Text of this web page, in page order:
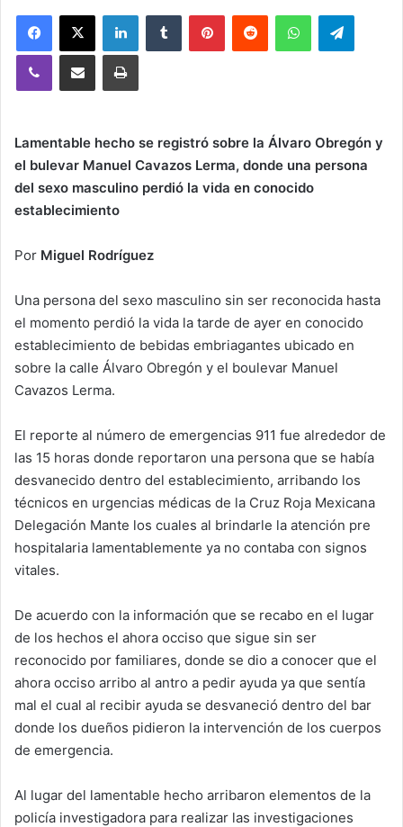
Facebook
X LinkedInTumblr PinterestReddit WhatsApp
Viber Compartir vía email Imprimir
Lamentable hecho se registró sobre la Álvaro Obregón y
el bulevar Manuel Cavazos Lerma, donde una persona
del sexo masculino perdió la vida en conocido
establecimiento
Por Miguel Rodríguez
Una persona del sexo masculino sin ser reconocida hasta
el momento perdió la vida la tarde de ayer en conocido
establecimiento de bebidas embriagantes ubicado en
sobre la calle Álvaro Obregón y el boulevar Manuel
Cavazos Lerma.
El reporte al número de emergencias 911 fue alrededor de
las 15 horas donde reportaron una persona que se había
desvanecido dentro del establecimiento, arribando los
técnicos en urgencias médicas de la Cruz Roja Mexicana
Delegación Mante los cuales al brindarle la atención pre
hospitalaria lamentablemente ya no contaba con signos
vitales.
De acuerdo con la información que se recabo en el lugar
de los hechos el ahora occiso que sigue sin ser
reconocido por familiares, donde se dio a conocer que el
ahora occiso arribo al antro a pedir ayuda ya que sentía
mal el cual al recibir ayuda se desvaneció dentro del bar
donde los dueños pidieron la intervención de los cuerpos
de emergencia.
Al lugar del lamentable hecho arribaron elementos de la
policía investigadora para realizar las investigaciones